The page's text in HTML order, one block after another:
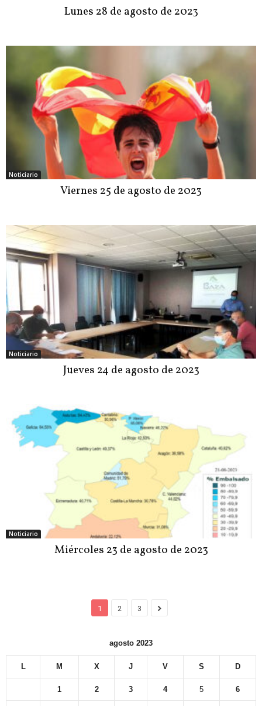
Lunes 28 de agosto de 2023
Noticiario
Viernes 25 de agosto de 2023
Noticiario
Jueves 24 de agosto de 2023
Noticiario
Miércoles 23 de agosto de 2023
1 2 3
agosto 2023
L M X J V S D
1 2 3 4 5 6